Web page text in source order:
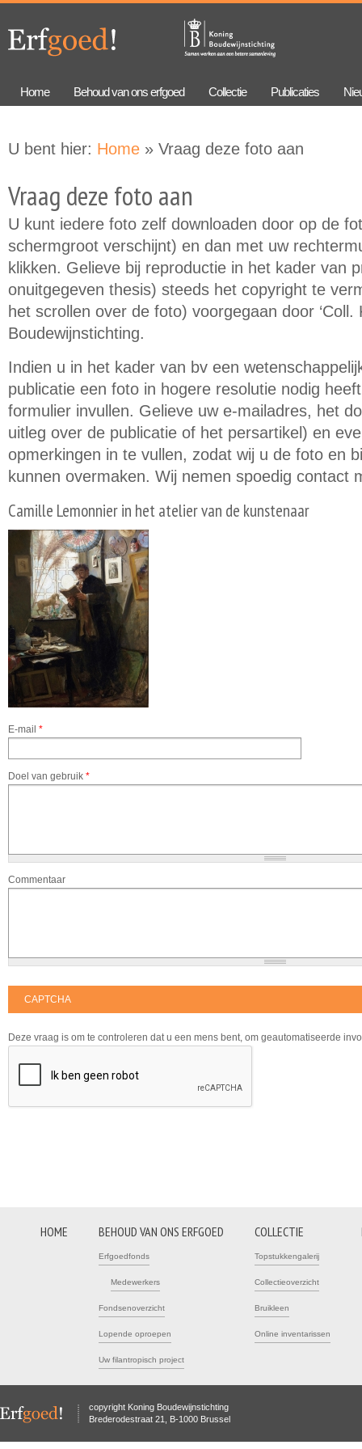
gaan
navigation
Home Behoud van ons erfgoed Collectie Publicaties
U bent hier: Home » Vraag deze foto aan
Vraag deze foto aan
U kunt iedere foto zelf downloaden door op de
schermgroot verschijnt) en dan met uw
klikken. Gelieve bij reproductie in het kader van
onuitgegeven thesis) steeds het copyright te
het scrollen over de foto) voorgegaan door ‘Coll.
Boudewijnstichting.
Indien u in het kader van bv een
publicatie een foto in hogere resolutie nodig
formulier invullen. Gelieve uw e-mailadres, het
uitleg over de publicatie of het persartikel) en
opmerkingen in te vullen, zodat wij u de foto en
kunnen overmaken. Wij nemen spoedig contact
Camille Lemonnier in het atelier van de kunstenaar
E-mail *
Doel van gebruik *
Commentaar
CAPTCHA
Deze vraag is om te controleren dat u een mens bent, om geautomatiseerde
HOME BEHOUD VAN ONS ERFGOED
Erfgoedfonds
Medewerkers
Fondsenoverzicht
Lopende oproepen
Uw filantropisch project
COLLECTIE
Topstukkengalerij
Collectieoverzicht
Bruikleen
Online inventarissen
copyright Koning Boudewijnstichting
Brederodestraat 21, B-1000 Brussel